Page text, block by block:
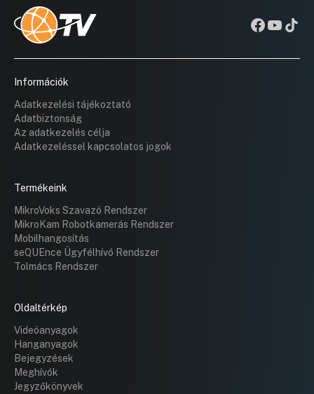
Információk
Adatkezelési tájékoztató
Adatbiztonság
Az adatkezelés célja
Adatkezeléssel kapcsolatos jogok
Termékeink
MikroVoks Szavazó Rendszer
MikroKam Robotkamerás Rendszer
Mobilhangosítás
seQUEnce Ügyfélhívó Rendszer
Tolmács Rendszer
Oldaltérkép
Videóanyagok
Hanganyagok
Bejegyzések
Meghívók
Jegyzőkönyvek